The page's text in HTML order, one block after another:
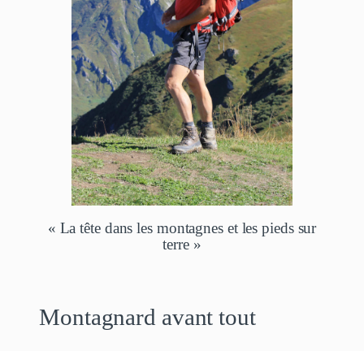
« La tête dans les montagnes et les pieds sur
terre »
Montagnard avant tout